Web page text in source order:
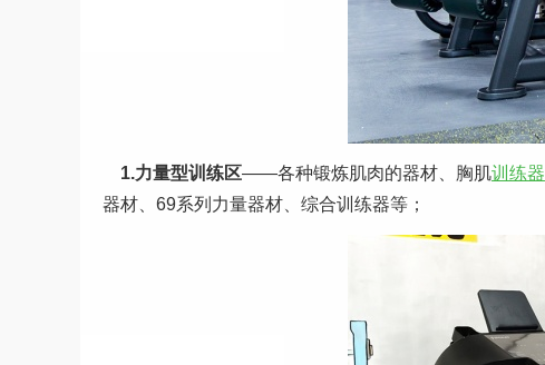
1.力量型训练区——各种锻炼肌肉的器材、胸肌训练器
器材、69系列力量器材、综合训练器等；